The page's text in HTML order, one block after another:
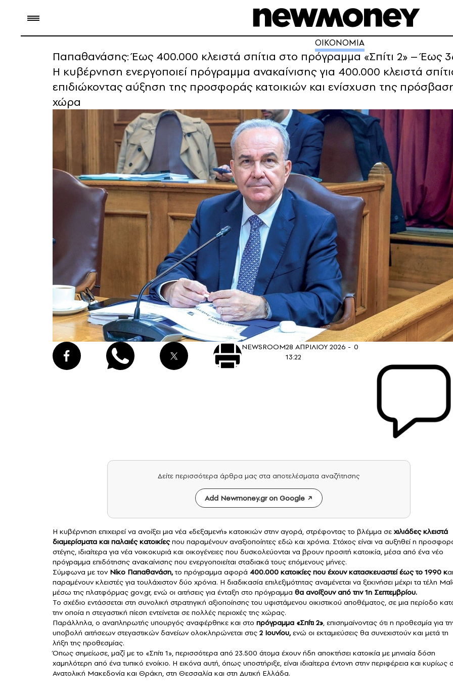
ΟΙΚΟΝΟΜΙΑ
Παπαθανάσης: Έως 400.000 κλειστά σπίτια στο πρόγραμμα «Σπίτι 2» –
Η κυβέρνηση ενεργοποιεί πρόγραμμα ανακαίνισης για 400.000 κλειστά
επιδιώκοντας αύξηση της προσφοράς κατοικιών και ενίσχυση της
χώρα
NEWSROOM28 ΑΠΡΙΛΙΟΥ 2026 -
13:22
0
Δείτε περισσότερα άρθρα μας στα αποτελέσματα αναζήτησης
Add Newmoney.gr on Google
Η κυβέρνηση επιχειρεί να ανοίξει μια νέα «δεξαμενή» κατοικιών στην αγορά, στρέφοντας το βλέμμα σε χιλιάδες κλειστά
διαμερίσματα και παλαιές κατοικίεςπου παραμένουν αναξιοποίητες εδώ και χρόνια. Στόχος είναι να αυξηθεί η
στέγης, ιδιαίτερα για νέα νοικοκυριά και οικογένειες που δυσκολεύονται να βρουν προσιτή κατοικία, μέσα από ένα νέο
πρόγραμμα επιδότησης ανακαίνισης που ενεργοποιείται σταδιακά τους επόμενους μήνες.
Σύμφωνα με τον Νίκο Παπαθανάση,το πρόγραμμα αφορά 400.000 κατοικίες που έχουν κατασκευαστεί έως το 1990 και
παραμένουν κλειστές για τουλάχιστον δύο χρόνια. Η διαδικασία επιλεξιμότητας αναμένεται να ξεκινήσει μέχρι τα τέλη
μέσω της πλατφόρμας gov.gr, ενώ οι αιτήσεις για ένταξη στο πρόγραμμα θα ανοίξουν από την 1η Σεπτεμβρίου.
Το σχέδιο εντάσσεται στη συνολική στρατηγική αξιοποίησης του υφιστάμενου οικιστικού αποθέματος, σε μια περίοδο
την οποία η στεγαστική πίεση εντείνεται σε πολλές περιοχές της χώρας.
Παράλληλα, ο αναπληρωτής υπουργός αναφέρθηκε και στο πρόγραμμα «Σπίτι 2», επισημαίνοντας ότι η προθεσμία για
υποβολή αιτήσεων στεγαστικών δανείων ολοκληρώνεται στις 2 Ιουνίου,ενώ οι εκταμιεύσεις θα συνεχιστούν και μετά τη
λήξη της προθεσμίας.
Όπως σημείωσε, μαζί με το «Σπίτι 1», περισσότερα από 23.500 άτομα έχουν ήδη αποκτήσει κατοικία με μηνιαία δόση
χαμηλότερη από ένα τυπικό ενοίκιο. Η εικόνα αυτή, όπως υποστήριξε, είναι ιδιαίτερα έντονη στην περιφέρεια και κυρίως
Ανατολική Μακεδονία και Θράκη, στη Θεσσαλία και στη Δυτική Ελλάδα.